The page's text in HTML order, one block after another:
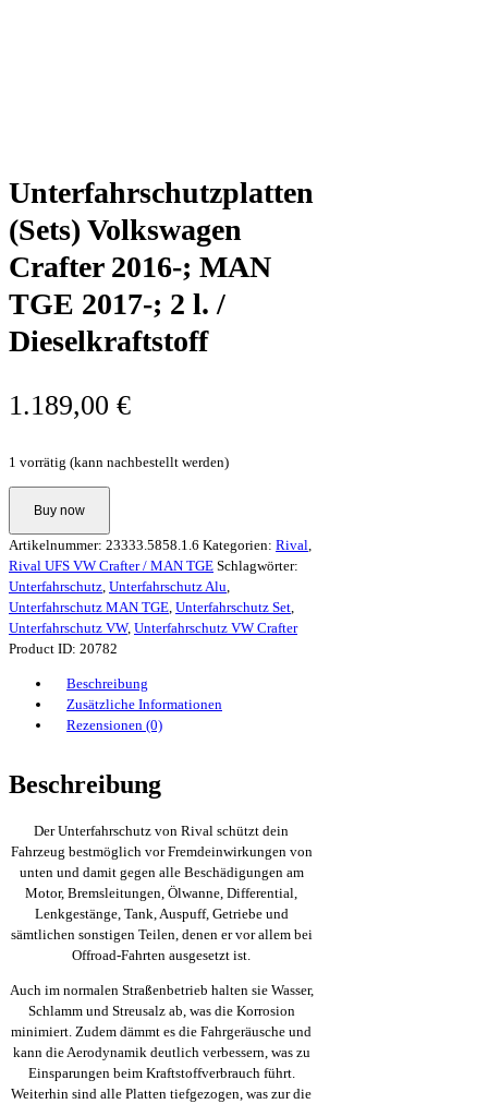
Unterfahrschutzplatten
(Sets) Volkswagen
Crafter 2016-; MAN
TGE 2017-; 2 l. /
Dieselkraftstoff
1.189,00 €
1 vorrätig (kann nachbestellt werden)
(Sets)
Volkswagen
Crafter
2016-;
MAN
TGE
2017-;
Dieselkraftstoff
Buy now
Artikelnummer: 23333.5858.1.6 Kategorien: Rival,
Rival UFS VW Crafter / MAN TGE Schlagwörter:
Unterfahrschutz, Unterfahrschutz Alu,
Unterfahrschutz MAN TGE, Unterfahrschutz Set,
Unterfahrschutz VW, Unterfahrschutz VW Crafter
Product ID: 20782
Beschreibung
Zusätzliche Informationen
Rezensionen (0)
Beschreibung
Der Unterfahrschutz von Rival schützt dein
Fahrzeug bestmöglich vor Fremdeinwirkungen von
unten und damit gegen alle Beschädigungen am
Motor, Bremsleitungen, Ölwanne, Differential,
Lenkgestänge, Tank, Auspuff, Getriebe und
sämtlichen sonstigen Teilen, denen er vor allem bei
Offroad-Fahrten ausgesetzt ist.
Auch im normalen Straßenbetrieb halten sie Wasser,
Schlamm und Streusalz ab, was die Korrosion
minimiert. Zudem dämmt es die Fahrgeräusche und
kann die Aerodynamik deutlich verbessern, was zu
Einsparungen beim Kraftstoffverbrauch führt.
Weiterhin sind alle Platten tiefgezogen, was zur die